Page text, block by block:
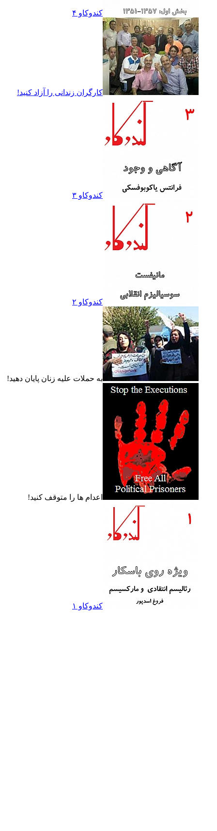
کندوکاو ۴
کارگران زندانى را آزاد کنيد!
کندوکاو ۳
کندوکاو ۲
به حملات عليه زنان پايان دهيد!
اعدام ها را متوقف کنيد!
کندوکاو ۱